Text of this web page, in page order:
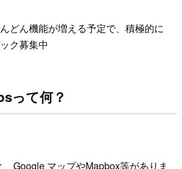
どん機能が増える予定で、積極的に
ク募集中
って何？
Google マップやMapbox等がありま